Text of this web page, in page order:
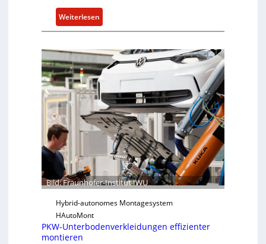
i
f
r
S
o
f
t
w
a
e
n
K
Weiterlesen
F
a
u
n
h
o
f
e
-
n
s
t
t
Bild: Fraunhofer-Institut IWU
Hybrid-autonomes Montagesystem
HAutoMont
PKW-Unterbodenverkleidungen effizienter
montieren